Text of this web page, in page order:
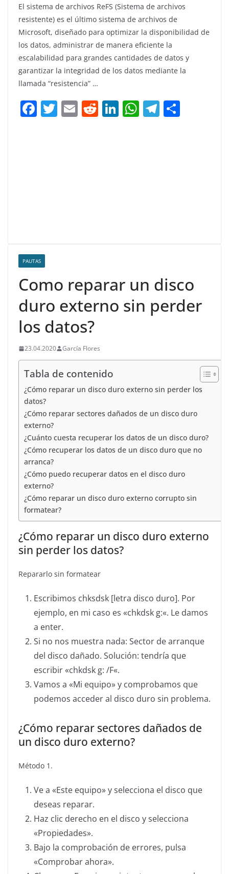
El sistema de archivos ReFS (Sistema de archivos
resistente) es el último sistema de archivos de
Microsoft, diseñado para optimizar la disponibilidad de
los datos, administrar de manera eficiente la
escalabilidad para grandes cantidades de datos y
garantizar la integridad de los datos mediante la
llamada “resistencia” …
F T E R Li W T
PAUTAS
Como reparar un disco
duro externo sin perder
los datos?
23.04.2020 García Flores
Tabla de contenido
¿Cómo reparar un disco duro externo sin perder los
datos?
¿Cómo reparar sectores dañados de un disco duro
externo?
¿Cuánto cuesta recuperar los datos de un disco duro?
¿Cómo recuperar los datos de un disco duro que no
arranca?
¿Cómo puedo recuperar datos en el disco duro
externo?
¿Cómo reparar un disco duro externo corrupto sin
formatear?
¿Cómo reparar un disco duro externo
sin perder los datos?
Repararlo sin formatear
Escribimos chksdsk [letra disco duro]. Por
ejemplo, en mi caso es «chkdsk g:«. Le damos
a enter.
Si no nos muestra nada: Sector de arranque
del disco dañado. Solución: tendría que
escribir «chkdsk g: /F«.
Vamos a «Mi equipo» y comprobamos que
podemos acceder al disco duro sin problema.
¿Cómo reparar sectores dañados de
un disco duro externo?
Método 1.
Ve a «Este equipo» y selecciona el disco que
deseas reparar.
Haz clic derecho en el disco y selecciona
«Propiedades».
Bajo la comprobación de errores, pulsa
«Comprobar ahora».